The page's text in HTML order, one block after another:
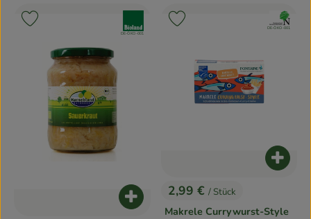
Produkt zum Warenkorb hinzufügen
, Kontrollstelle:
DE-ÖKO-001
Produkt zu Favouriten hinzufügen
, Preis:
2,99 € / Stück
Makrele Currywurst-Style
, Verband:
, Kontrollstelle:
DE-ÖKO-001
Produkt zu Favouriten hinzufügen